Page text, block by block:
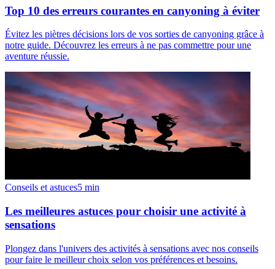
Top 10 des erreurs courantes en canyoning à éviter
Évitez les piètres décisions lors de vos sorties de canyoning grâce à
notre guide. Découvrez les erreurs à ne pas commettre pour une
aventure réussie.
Conseils et astuces5 min
Les meilleures astuces pour choisir une activité à
sensations
Plongez dans l'univers des activités à sensations avec nos conseils
pour faire le meilleur choix selon vos préférences et besoins.